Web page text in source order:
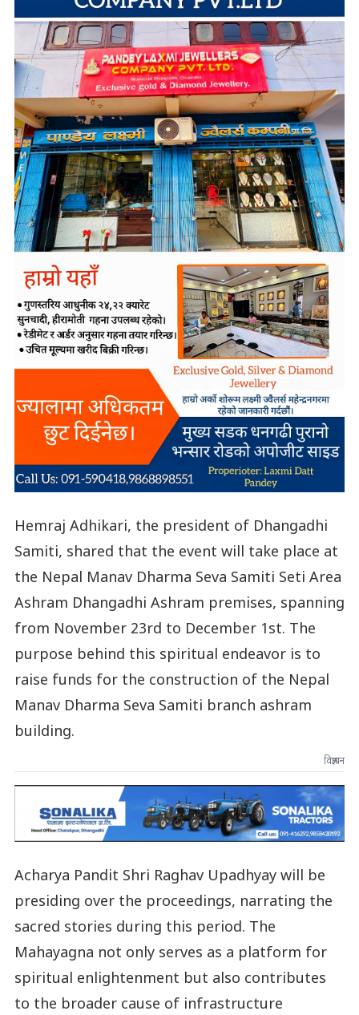
Hemraj Adhikari, the president of Dhangadhi
Samiti, shared that the event will take place at
the Nepal Manav Dharma Seva Samiti Seti Area
Ashram Dhangadhi Ashram premises, spanning
from November 23rd to December 1st. The
purpose behind this spiritual endeavor is to
raise funds for the construction of the Nepal
Manav Dharma Seva Samiti branch ashram
building.
विज्ञापन
Acharya Pandit Shri Raghav Upadhyay will be
presiding over the proceedings, narrating the
sacred stories during this period. The
Mahayagna not only serves as a platform for
spiritual enlightenment but also contributes
to the broader cause of infrastructure